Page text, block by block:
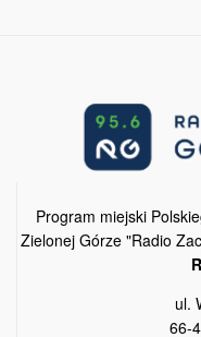
Program miejski
Zielonej Górze "Radio
ul.
66-